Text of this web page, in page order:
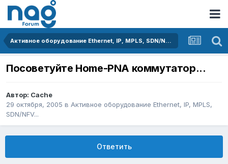
Активное оборудование Ethernet, IP, MPLS, SDN/NFV...
Посоветуйте Home-PNA коммутатор...
Автор: Cache
29 октября, 2005 в Активное оборудование Ethernet, IP, MPLS,
SDN/NFV...
Ответить